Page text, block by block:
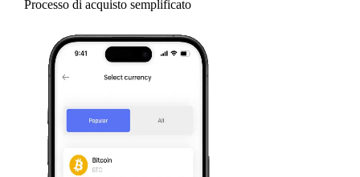
Processo di acquisto semplificato